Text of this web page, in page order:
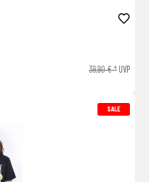
39,90 € *UVP
SALE